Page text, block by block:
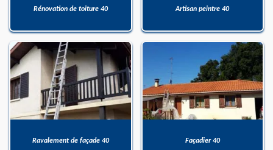
Rénovation de toiture 40 Artisan peintre 40
Ravalement de façade 40 Façadier 40